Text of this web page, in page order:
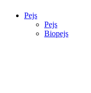
Pejs
Pejs
Biopejs